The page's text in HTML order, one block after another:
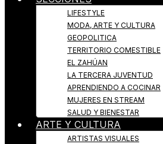
LIFESTYLE
MODA, ARTE Y CULTURA
GEOPOLITICA
TERRITORIO COMESTIBLE
EL ZAHÚAN
LA TERCERA JUVENTUD
APRENDIENDO A COCINAR
MUJERES EN STREAM
SALUD Y BIENESTAR
ARTE Y CULTURA
ARTISTAS VISUALES